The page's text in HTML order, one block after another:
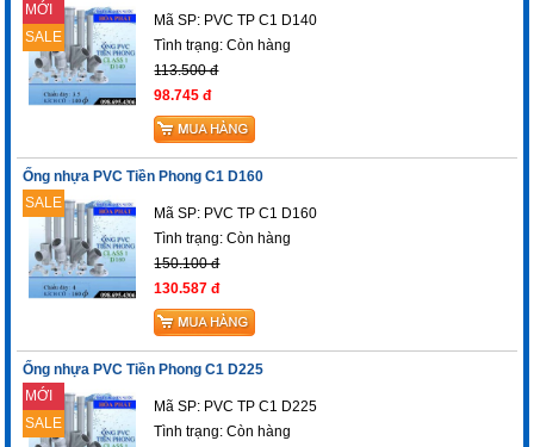
MỚI
SALE
Mã SP: PVC TP C1 D140
Tình trạng:Còn hàng
113.500 đ
98.745 đ
Ống nhựa PVC Tiền Phong C1 D160
SALE
Mã SP: PVC TP C1 D160
Tình trạng:Còn hàng
150.100 đ
130.587 đ
Ống nhựa PVC Tiền Phong C1 D225
MỚI
SALE
Mã SP: PVC TP C1 D225
Tình trạng:Còn hàng